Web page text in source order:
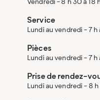
Service
Lundi au vendredi - 7 h
Pièces
Lundi au vendredi - 7 h
Prise de rendez-
Lundi au vendredi - 8 h